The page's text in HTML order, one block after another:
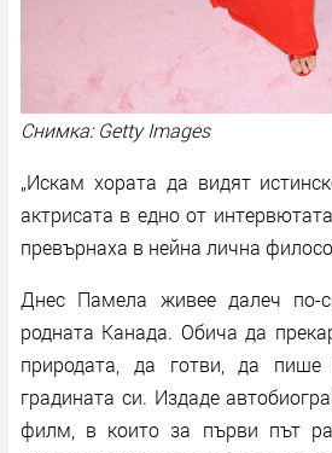
Снимка: Getty Images
„Искам хората да видят
актрисата в едно от
превърнаха в нейна лична
Днес Памела живее далеч по-
родната Канада. Обича да
природата, да готви, да
градината си. Издаде
филм, в които за първи път